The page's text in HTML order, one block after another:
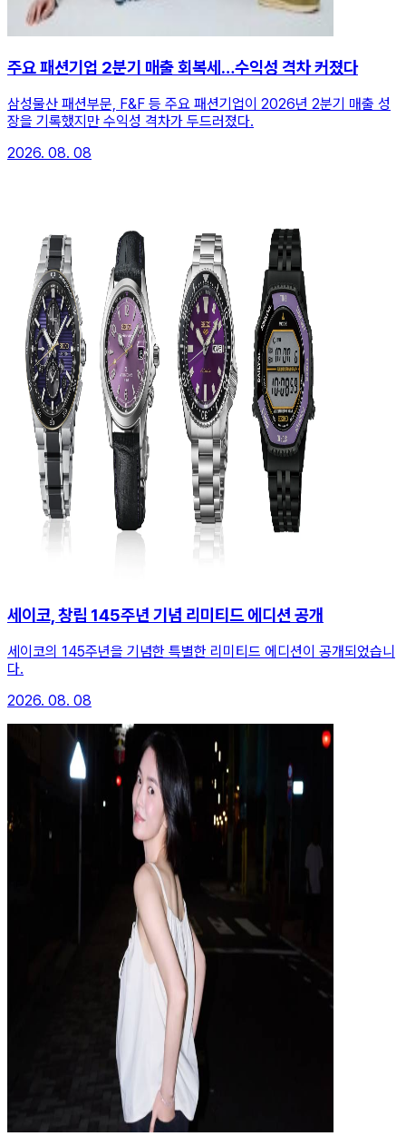
주요 패션기업 2분기 매출 회복세…수익성 격차 커졌다
삼성물산 패션부문, F&F 등 주요 패션기업이 2026년 2분기 매출 성
장을 기록했지만 수익성 격차가 두드러졌다.
2026. 08. 08
세이코, 창립 145주년 기념 리미티드 에디션 공개
세이코의 145주년을 기념한 특별한 리미티드 에디션이 공개되었습니
다.
2026. 08. 08